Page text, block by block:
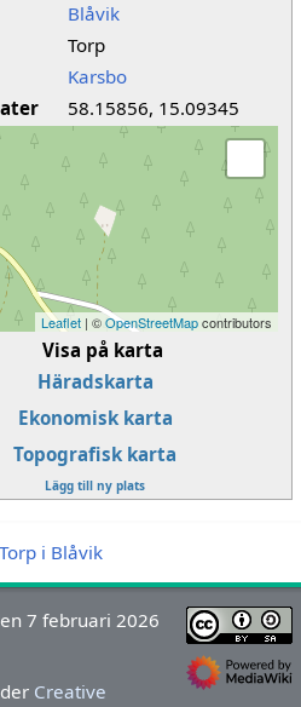
Blåvik
Torp
Karsbo
58.15856, 15.09345
Leaflet | ©OpenStreetMapcontributors
Visa på karta
Häradskarta
Ekonomisk karta
Topografisk karta
Lägg till ny plats
Torp i Blåvik
7 februari 2026
Creative